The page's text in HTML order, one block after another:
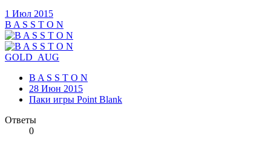
1 Июл 2015
B A S S T O N
GOLD_AUG
B A S S T O N
28 Июн 2015
Паки игры Point Blank
Ответы
0